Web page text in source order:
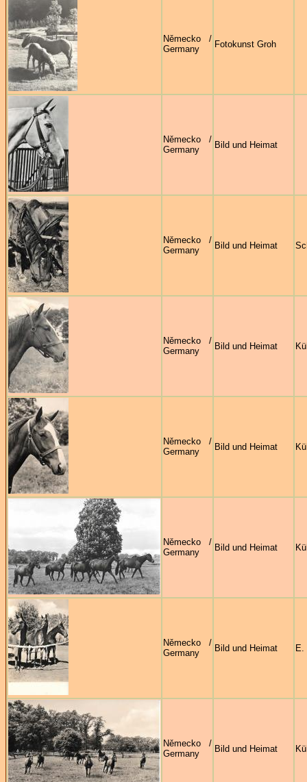
Německo /
Germany
Fotokunst Groh
Německo /
Germany
Bild und Heimat
Německo /
Germany
Bild und Heimat
Německo /
Germany
Bild und Heimat
Německo /
Germany
Bild und Heimat
Německo /
Germany
Bild und Heimat
Německo /
Germany
Bild und Heimat E.
Německo /
Germany
Bild und Heimat